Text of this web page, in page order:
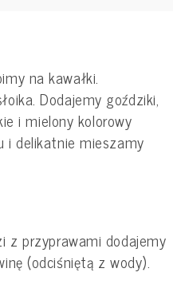
na kawałki.
Dodajemy goździki,
i mielony kolorowy
i delikatnie mieszamy
z przyprawami dodajemy
(odciśniętą z wody).